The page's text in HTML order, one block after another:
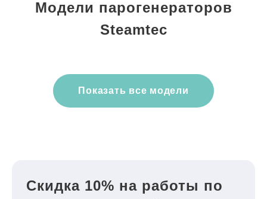
Модели парогенераторов
Steamtec
Показать все модели
Скидка 10% на работы по